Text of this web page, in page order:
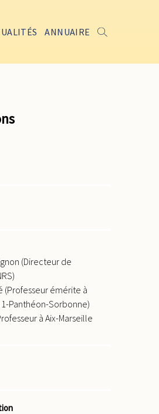
ANNUAIRE
(Directeur de
(Professeur émérite à
1-Panthéon-Sorbonne)
à Aix-Marseille